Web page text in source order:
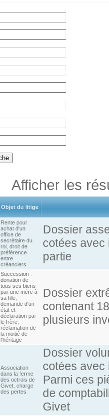
Afficher les
Objet du litige
Rente pour
achat d'un
office de
secrétaire du
roi, droit de
préférence
entre
créanciers
Dossier
cotées avec
partie
Succession :
donation de
tous ses biens
par une mère à
sa fille,
demande d'un
état et
déclaration par
le frère,
réclamation de
la moitié de
l'héritage
Dossier
contenant
plusieurs
Association
dans la ferme
des octrois de
Givet, charge
des pertes
Dossier
cotées avec
Parmi ces
de
Givet